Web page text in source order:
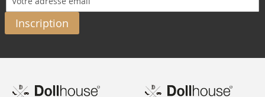
Inscription